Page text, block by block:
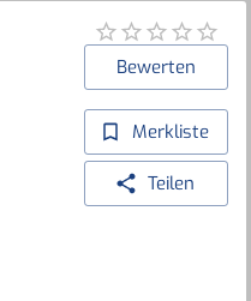
Bewerten
Merkliste
Teilen